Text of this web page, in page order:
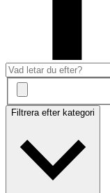
Filtrera efter kategori